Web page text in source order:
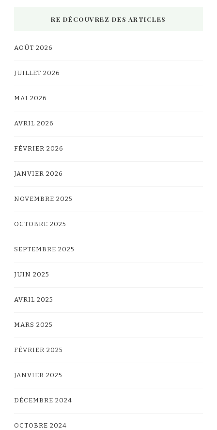
RE DÉCOUVREZ DES ARTICLES
AOÛT 2026
JUILLET 2026
MAI 2026
AVRIL 2026
FÉVRIER 2026
JANVIER 2026
NOVEMBRE 2025
OCTOBRE 2025
SEPTEMBRE 2025
JUIN 2025
AVRIL 2025
MARS 2025
FÉVRIER 2025
JANVIER 2025
DÉCEMBRE 2024
OCTOBRE 2024